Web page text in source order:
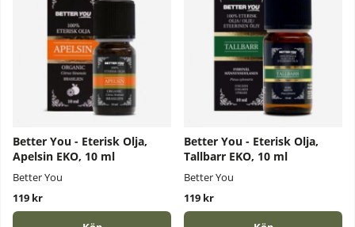
Better You - Eterisk Olja,
Apelsin EKO, 10 ml
Better You
119 kr
Better You - Eterisk Olja,
Tallbarr EKO, 10 ml
Better You
119 kr